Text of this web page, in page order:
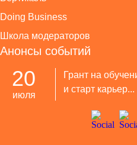
Doing Business
Школа модераторов
Анонсы событий
20
июля
Грант на
и старт карьер...